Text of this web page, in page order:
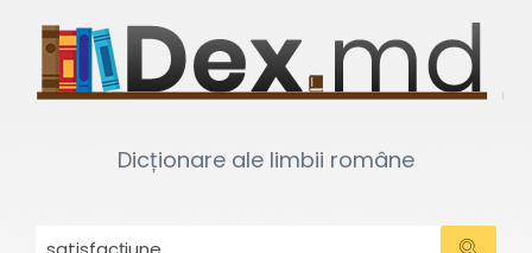
Dicționare ale limbii române